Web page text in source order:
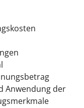
Anwendung der